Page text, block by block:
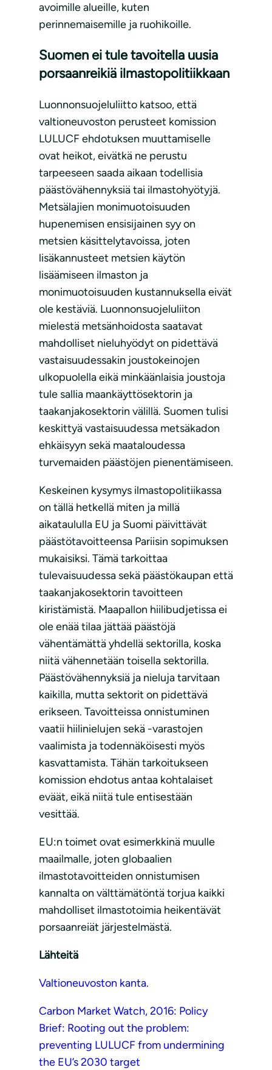
avoimille alueille, kuten
perinnemaisemille ja ruohikoille.
Suomen ei tule tavoitella uusia
porsaanreikiä ilmastopolitiikkaan
Luonnonsuojeluliitto katsoo, että
valtioneuvoston perusteet komission
LULUCF ehdotuksen muuttamiselle
ovat heikot, eivätkä ne perustu
tarpeeseen saada aikaan todellisia
päästövähennyksiä tai ilmastohyötyjä.
Metsälajien monimuotoisuuden
hupenemisen ensisijainen syy on
metsien käsittelytavoissa, joten
lisäkannusteet metsien käytön
lisäämiseen ilmaston ja
monimuotoisuuden kustannuksella eivät
ole kestäviä. Luonnonsuojeluliiton
mielestä metsänhoidosta saatavat
mahdolliset nieluhyödyt on pidettävä
vastaisuudessakin joustokeinojen
ulkopuolella eikä minkäänlaisia joustoja
tule sallia maankäyttösektorin ja
taakanjakosektorin välillä. Suomen tulisi
keskittyä vastaisuudessa metsäkadon
ehkäisyyn sekä maataloudessa
turvemaiden päästöjen pienentämiseen.
Keskeinen kysymys ilmastopolitiikassa
on tällä hetkellä miten ja millä
aikataululla EU ja Suomi päivittävät
päästötavoitteensa Pariisin sopimuksen
mukaisiksi. Tämä tarkoittaa
tulevaisuudessa sekä päästökaupan että
taakanjakosektorin tavoitteen
kiristämistä. Maapallon hiilibudjetissa ei
ole enää tilaa jättää päästöjä
vähentämättä yhdellä sektorilla, koska
niitä vähennetään toisella sektorilla.
Päästövähennyksiä ja nieluja tarvitaan
kaikilla, mutta sektorit on pidettävä
erikseen. Tavoitteissa onnistuminen
vaatii hiilinielujen sekä -varastojen
vaalimista ja todennäköisesti myös
kasvattamista. Tähän tarkoitukseen
komission ehdotus antaa kohtalaiset
eväät, eikä niitä tule entisestään
vesittää.
EU:n toimet ovat esimerkkinä muulle
maailmalle, joten globaalien
ilmastotavoitteiden onnistumisen
kannalta on välttämätöntä torjua kaikki
mahdolliset ilmastotoimia heikentävät
porsaanreiät järjestelmästä.
Lähteitä
Valtioneuvoston kanta.
Carbon Market Watch, 2016: Policy
Brief: Rooting out the problem:
preventing LULUCF from undermining
the EU’s 2030 target